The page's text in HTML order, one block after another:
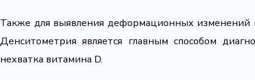
Также для выявления деформационных изменений
Денситометрия является главным способом
нехватка витамина D.